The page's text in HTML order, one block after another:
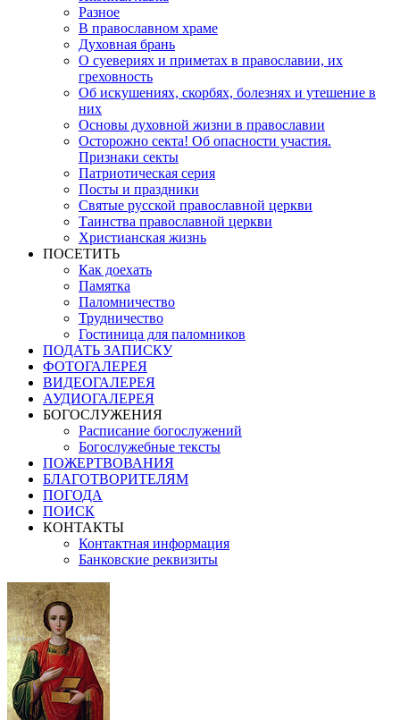
Разное
В православном храме
Духовная брань
О суевериях и приметах в православии, их
греховность
Об искушениях, скорбях, болезнях и утешение в
них
Основы духовной жизни в православии
Осторожно секта! Об опасности участия.
Признаки секты
Патриотическая серия
Посты и праздники
Святые русской православной церкви
Таинства православной церкви
Христианская жизнь
ПОСЕТИТЬ
Как доехать
Памятка
Паломничество
Трудничество
Гостиница для паломников
ПОДАТЬ ЗАПИСКУ
ФОТОГАЛЕРЕЯ
ВИДЕОГАЛЕРЕЯ
АУДИОГАЛЕРЕЯ
БОГОСЛУЖЕНИЯ
Расписание богослужений
Богослужебные тексты
ПОЖЕРТВОВАНИЯ
БЛАГОТВОРИТЕЛЯМ
ПОГОДА
ПОИСК
КОНТАКТЫ
Контактная информация
Банковские реквизиты